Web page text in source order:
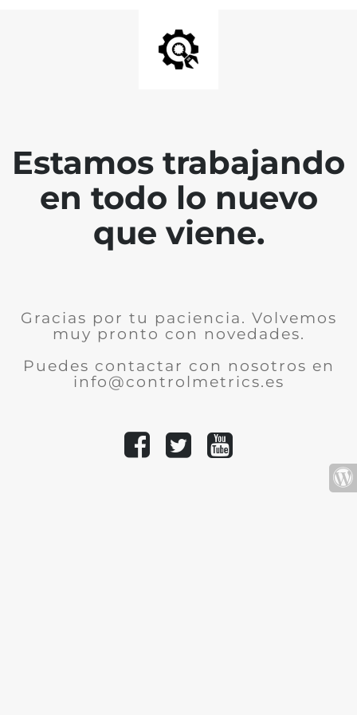
Estamos trabajando
en todo lo nuevo
que viene.
Gracias por tu paciencia. Volvemos
muy pronto con novedades.
Puedes contactar con nosotros en
info@controlmetrics.es